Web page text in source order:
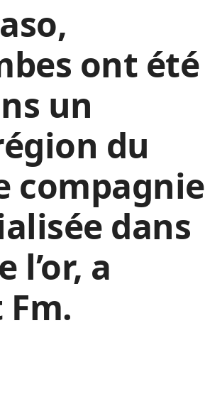
ont été
un
du
compagnie
dans
l’or, a